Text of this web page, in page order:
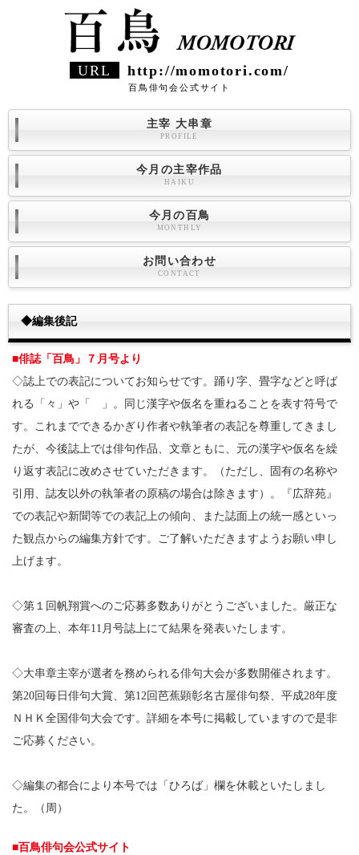
URL http://momotori.com/
百鳥俳句会公式サイト
主宰 大串章
PROFILE
今月の主宰作品
HAIKU
今月の百鳥
MONTHLY
お問い合わせ
CONTACT
◆編集後記
■俳誌「百鳥」７月号より
◇誌上での表記についてお知らせです。踊り字、畳字などと呼ば
れる「々」や「ゝ」。同じ漢字や仮名を重ねることを表す符号で
す。これまでできるかぎり作者や執筆者の表記を尊重してきまし
たが、今後誌上では俳句作品、文章ともに、元の漢字や仮名を繰
り返す表記に改めさせていただきます。（ただし、固有の名称や
引用、誌友以外の執筆者の原稿の場合は除きます）。『広辞苑』
での表記や新聞等での表記上の傾向、また誌面上の統一感といっ
た観点からの編集方針です。ご了解いただきますようお願い申し
上げます。
◇第１回帆翔賞へのご応募多数ありがとうございました。厳正な
審査の上、本年11月号誌上にて結果を発表いたします。
◇大串章主宰が選者を務められる俳句大会が多数開催されます。
第20回毎日俳句大賞、第12回芭蕉顕彰名古屋俳句祭、平成28年度
ＮＨＫ全国俳句大会です。詳細を本号に掲載していますので是非
ご応募ください。
◇編集の都合により本号では「ひろば」欄を休載といたしまし
た。（周）
■百鳥俳句会公式サイト